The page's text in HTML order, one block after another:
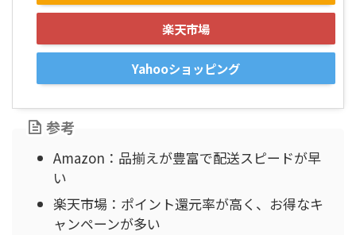
楽天市場
Yahooショッピング
参考
Amazon：品揃えが豊富で配送スピードが早
い
楽天市場：ポイント還元率が高く、お得なキ
ャンペーンが多い